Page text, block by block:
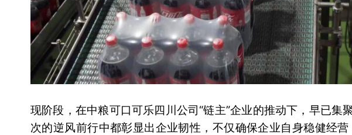
现阶段，在中粮可口可乐四川公司“链主”企业的推动下，早已集
次的逆风前行中都彰显出企业韧性，不仅确保企业自身稳健经